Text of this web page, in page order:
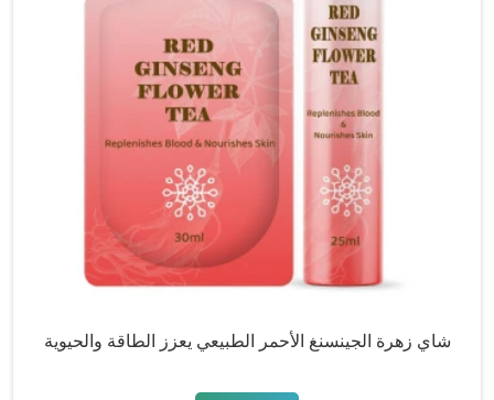
شاي زهرة الجينسنغ الأحمر الطبيعي يعزز الطاقة والحيوية